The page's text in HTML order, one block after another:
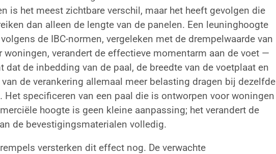
is het meest zichtbare verschil, maar het heeft gevolgen die
dan alleen de lengte van de panelen. Een leuninghoogte
de IBC-normen, vergeleken met de drempelwaarde van
woningen, verandert de effectieve momentarm aan de voet —
dat de inbedding van de paal, de breedte van de voetplaat en
de verankering allemaal meer belasting dragen bij dezelfde
Het specificeren van een paal die is ontworpen voor woningen
hoogte is geen kleine aanpassing; het verandert de
de bevestigingsmaterialen volledig.
versterken dit effect nog. De verwachte